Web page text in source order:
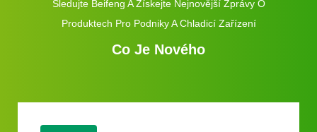
Sledujte Beifeng A Získejte Nejnovější Zprávy O
Produktech Pro Podniky A Chladicí Zařízení
Co Je Nového